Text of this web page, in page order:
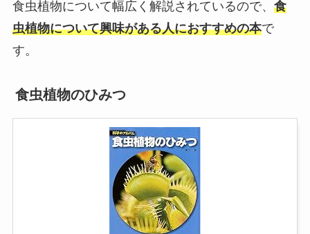
食虫植物について幅広く解説されているので、 食
虫植物について興味がある人におすすめの本で
す。
食虫植物のひみつ